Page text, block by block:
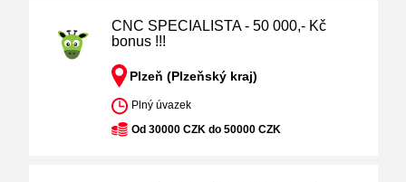
CNC SPECIALISTA - 50 000,- Kč
bonus !!!
Plzeň (Plzeňský kraj)
Plný úvazek
Od 30000 CZK do 50000 CZK